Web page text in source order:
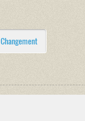
Changement